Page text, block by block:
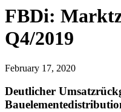
FBDi:
Q4/2019
February 17, 2020
Deutlicher